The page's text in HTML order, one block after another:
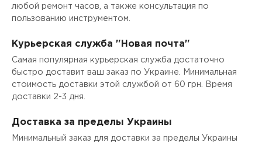
любой ремонт часов, а также консультация по
пользованию инструментом.
Курьерская служба "Новая почта"
Самая популярная курьерская служба достаточно
быстро доставит ваш заказ по Украине. Минимальная
стоимость доставки этой службой от 60 грн. Время
доставки 2-3 дня.
Доставка за пределы Украины
Минимальный заказ для доставки за пределы Украины